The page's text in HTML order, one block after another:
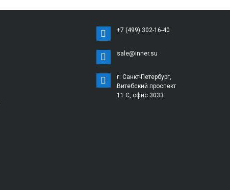
+7 (499) 302-16-40
sale@inner.su
г. Санкт-Петербург,
Витебский проспект
11 С, офис 3033